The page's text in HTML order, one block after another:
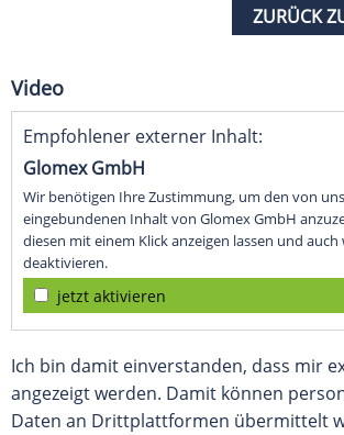
ZURÜCK
Video
Empfohlener externer Inhalt:
Glomex GmbH
Wir benötigen Ihre Zustimmung, um den von
eingebundenen Inhalt von Glomex GmbH
diesen mit einem Klick anzeigen lassen und auch
deaktivieren.
jetzt aktivieren
Ich bin damit einverstanden, dass mir
angezeigt werden. Damit können
Daten an Drittplattformen übermittelt